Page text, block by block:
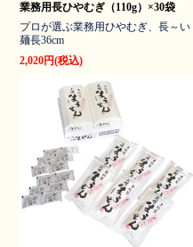
業務用長ひやむぎ（110g）×30袋
プロが選ぶ業務用ひやむぎ、長～い
麺長36cm
2,020円(税込)